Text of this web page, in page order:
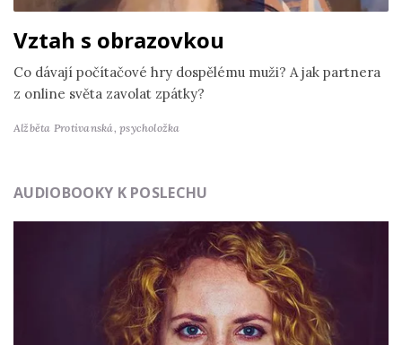
Vztah s obrazovkou
Co dávají počítačové hry dospělému muži? A jak partnera
z online světa zavolat zpátky?
Alžběta Protivanská,psycholožka
AUDIOBOOKY K POSLECHU